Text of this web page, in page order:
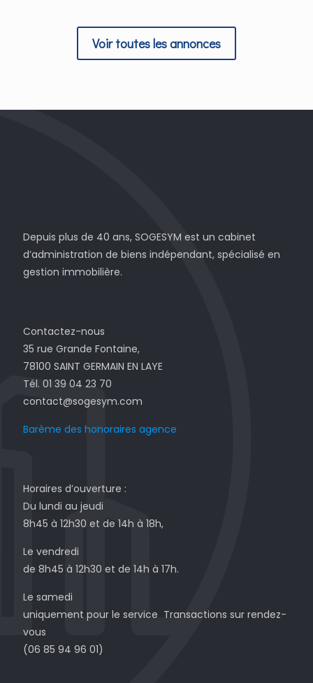
Voir toutes les annonces
Depuis plus de 40 ans, SOGESYM est un cabinet
d’administration de biens indépendant, spécialisé en
gestion immobilière.
Contactez-nous
35 rue Grande Fontaine,
78100 SAINT GERMAIN EN LAYE
Tél. 01 39 04 23 70
contact@sogesym.com
Barème des honoraires agence
Horaires d’ouverture :
Du lundi au jeudi
8h45 à 12h30 et de 14h à 18h,
Le vendredi
de 8h45 à 12h30 et de 14h à 17h.
Le samedi
uniquement pour le service Transactions sur rendez-
vous
(06 85 94 96 01)